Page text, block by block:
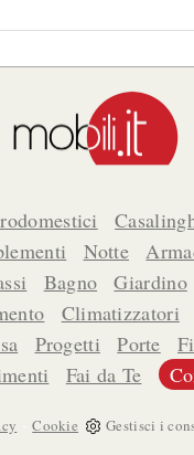
Notte
Bagno Giardino
Climatizzatori
Progetti Porte
Fai da Te
-Cookie Gestisci i